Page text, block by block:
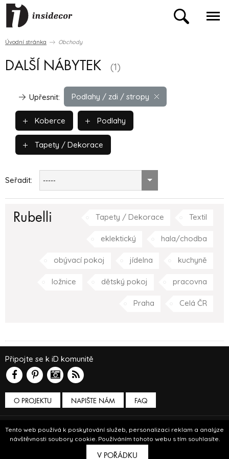
Tento web používá k poskytování služeb, personalizaci reklam a analýze
návštěvnosti soubory cookie. Používáním tohoto webu s tím souhlasíte.
V POŘÁDKU
Úvodní stránka Obchody
DALŠÍ NÁBYTEK (1)
Podlahy / zdi / stropy
Upřesnit:
Koberce Podlahy
Tapety / Dekorace
Seřadit: -----
Rubelli Tapety / Dekorace Textil
eklektický hala/chodba
obývací pokoj jídelna kuchyně
ložnice dětský pokoj pracovna
Praha Celá ČR
O PROJEKTU NAPIŠTE NÁM
Připojte se k iD komunitě
FAQ
Podmínky používání
© Insidecor 2013-2019.